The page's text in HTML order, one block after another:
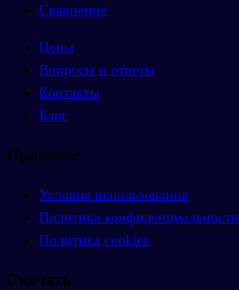
Сравнение
Цены
Вопросы и ответы
Контакты
Блог
Правовое
Условия использования
Политика конфиденциальности
Политика cookies
Скачать